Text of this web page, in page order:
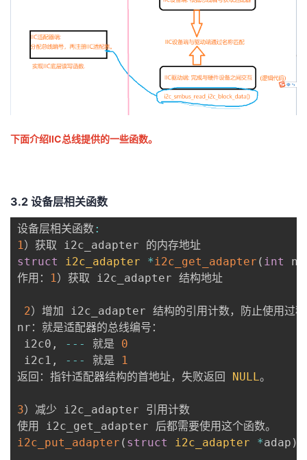
下面介绍IIC总线提供的一些函数。
3.2 设备层相关函数
设备层相关函数:
1
struct
i2c_adapter * i2c_get_adapter ( int nr
作用：
1 ）获取 i2c_adapter 结构地址
2）增加 i2c_adapter 结构的引用计数，防止使用过
nr：就是适配器的总线编号：
i2c0 , -- - 就是 0
i2c1 , -- - 就是
1
返回：指针适配器结构的首地址，失败返回 NULL 。
3）减少 i2c_adapter 引用计数
i2c_put_adapter ( struct i2c_adapter *adap )